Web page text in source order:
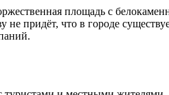
площадь с
придёт, что в городе